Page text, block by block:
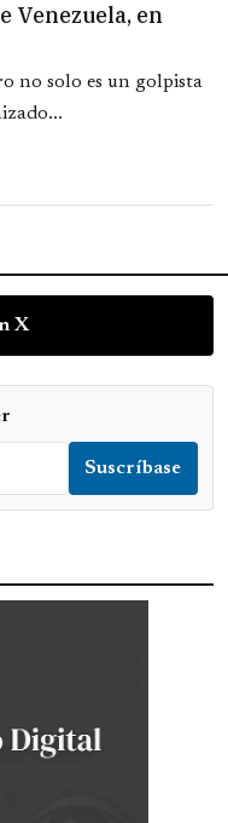
Venezuela, en
no solo es un golpista
X